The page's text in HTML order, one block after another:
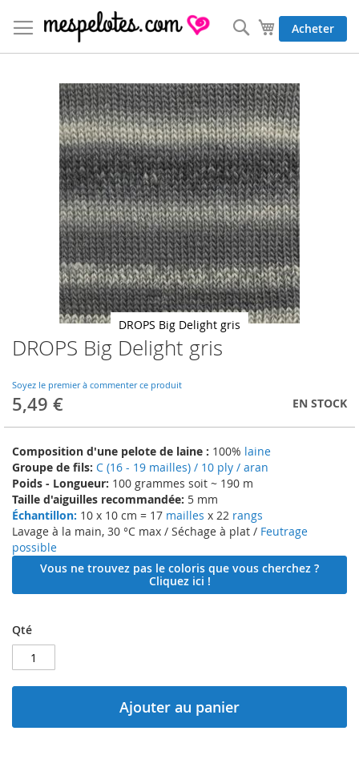
au
contenu
Mon panier
Acheter
Rechercher
DROPS Big Delight gris
Soyez le premier à commenter ce produit
5,49 € EN STOCK
Composition d'une pelote de laine : 100% laine
Groupe de fils: C (16 - 19 mailles) / 10 ply / aran
Poids - Longueur: 100 grammes soit ~ 190 m
Taille d'aiguilles recommandée: 5 mm
Échantillon: 10 x 10 cm = 17 mailles x 22 rangs
Lavage à la main, 30 °C max / Séchage à plat / Feutrage
possible
Vous ne trouvez pas le coloris que vous cherchez ?
Cliquez ici !
Qté
Ajouter au panier
DROPS Big Delight gris
Skip
to
beginning
of
the
gallery